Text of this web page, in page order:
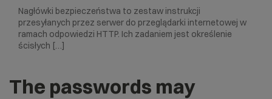
Nagłówki bezpieczeństwa to zestaw instrukcji
przesyłanych przez serwer do przeglądarki internetowej w
ramach odpowiedzi HTTP. Ich zadaniem jest określenie
ścisłych […]
The passwords may